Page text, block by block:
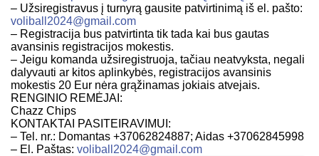
– Užsiregistravus į turnyrą gausite patvirtinimą iš el. pašto:
voliball2024@gmail.com
– Registracija bus patvirtinta tik tada kai bus gautas
avansinis registracijos mokestis.
– Jeigu komanda užsiregistruoja, tačiau neatvyksta, negali
dalyvauti ar kitos aplinkybės, registracijos avansinis
mokestis 20 Eur nėra grąžinamas jokiais atvejais.
RENGINIO REMĖJAI:
Chazz Chips
KONTAKTAI PASITEIRAVIMUI:
– Tel. nr.: Domantas +37062824887; Aidas +37062845998
– El. Paštas: voliball2024@gmail.com